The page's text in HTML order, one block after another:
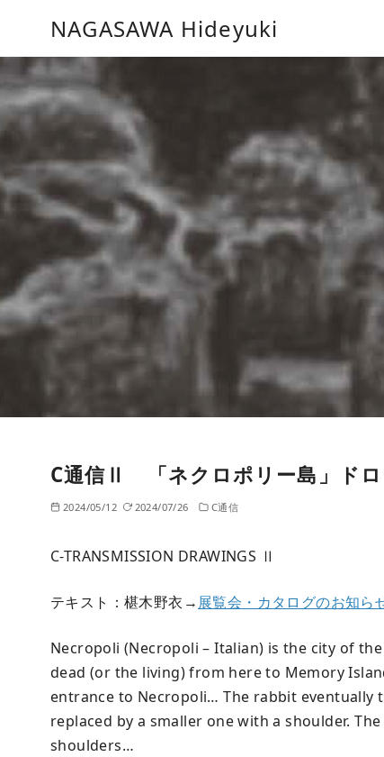
テ
ツ
へ
動
NAGASAWA Hideyuki
C通信Ⅱ 「ネクロポリー島」ドロ
2024/05/12 2024/07/26 C通信
C-TRANSMISSION DRAWINGS Ⅱ
テキスト：椹木野衣→展覧会・カタログのお知
Necropoli (Necropoli – Italian) is the city of
dead (or the living) from here to Memory
entrance to Necropoli… The rabbit eventually
replaced by a smaller one with a shoulder.
shoulders…